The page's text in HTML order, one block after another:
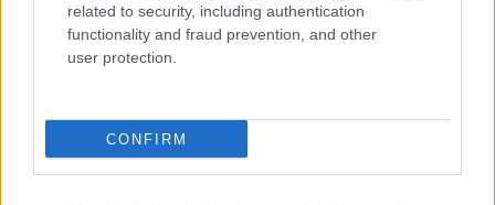
related to security, including authentication
functionality and fraud prevention, and other
user protection.
CONFIRM
iPhone 18 Pro és az első hajlítható iPhone Ultra
További hírek
LEGOLVASOTTABBAK